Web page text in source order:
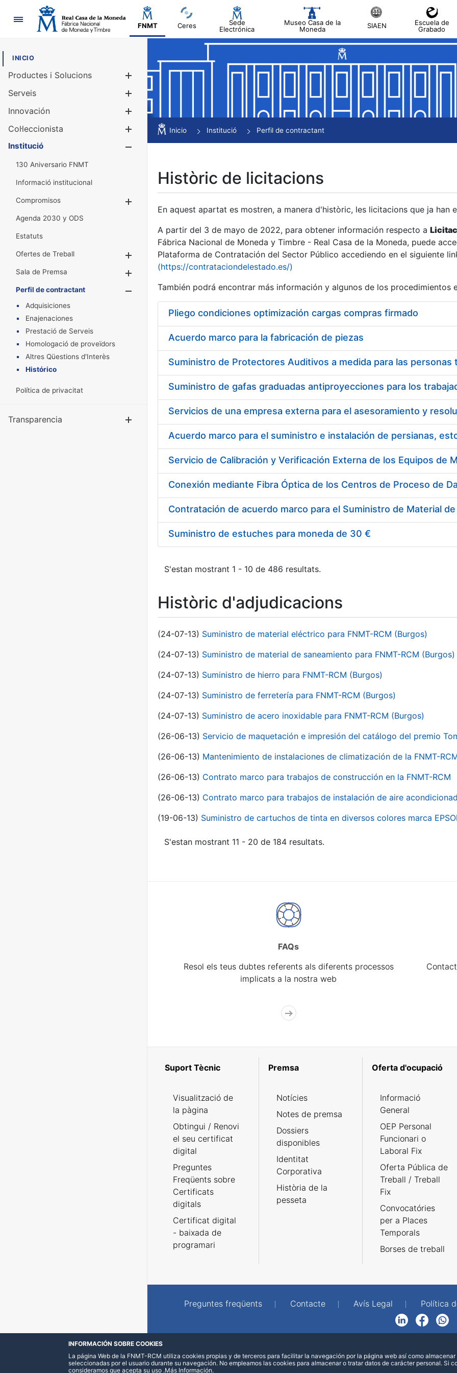
Navegació
FNMT Ceres
Sede
Electrónica
Museo Casa de la
Moneda
SIAEN
Escuela de
Grabado
INICIO
Productes i Solucions
Mostra/Amaga
Serveis
Innovación
Col·leccionista
Mostra/Amaga
Institució
130 Aniversario FNMT
Informació institucional
Compromisos
Agenda 2030 y ODS
Estatuts
Ofertes de Treball
Mostra/Amaga
Sala de Premsa
Mostra/Amaga
Perfil de contractant
Mostra/Amaga
Adquisiciones
Enajenaciones
Prestació de Serveis
Homologació de proveïdors
Altres Qüestions d'Interès
Histórico
Política de privacitat
Transparencia
Inicio Institució Perfil de contractant
Històric de licitacions
En aquest apartat es mostren, a manera d'històric, les licitacions que ja
A partir del 3 de mayo de 2022, para obtener información respecto a
Fábrica Nacional de Moneda y Timbre - Real Casa de la Moneda, puede
Plataforma de Contratación del Sector Público accediendo en el siguiente
(https://contrataciondelestado.es/)
También podrá encontrar más información y algunos de los procedimientos
Pliego condiciones optimización cargas compras firmado
Acuerdo marco para la fabricación de piezas
Acuerdo marco para el suministro e instalación de persianas,
Suministro de estuches para moneda de 30 €
S'estan mostrant 1 - 10 de 486 resultats.
Històric d'adjudicacions
(24-07-13) Suministro de material eléctrico para FNMT-RCM (Burgos)
(24-07-13) Suministro de material de saneamiento para FNMT-RCM (Burgos)
(24-07-13) Suministro de hierro para FNMT-RCM (Burgos)
(24-07-13) Suministro de ferretería para FNMT-RCM (Burgos)
(24-07-13) Suministro de acero inoxidable para FNMT-RCM (Burgos)
(26-06-13) Servicio de maquetación e impresión del catálogo del premio
(26-06-13) Mantenimiento de instalaciones de climatización de la FNMT-
(26-06-13) Contrato marco para trabajos de construcción en la FNMT-RCM
(26-06-13) Contrato marco para trabajos de instalación de aire
(19-06-13) Suministro de cartuchos de tinta en diversos colores marca
S'estan mostrant 11 - 20 de 184 resultats.
FAQs
Resol els teus dubtes referents als diferents processos
implicats a la nostra web
Suport Tècnic
Visualització de
la pàgina
Obtingui / Renovi
el seu certificat
digital
Preguntes
Freqüents sobre
Certificats
digitals
Certificat digital
- baixada de
programari
Premsa
Notícies
Notes de premsa
Dossiers
disponibles
Identitat
Corporativa
Història de la
pesseta
Oferta d'ocupació
Informació
General
OEP Personal
Funcionari o
Laboral Fix
Oferta Pública de
Treball / Treball
Fix
Convocatóries
per a Places
Temporals
Borses de treball
Preguntes freqüents Contacte Avís Legal Política
FacebookWhatsApp
INFORMACIÓN SOBRE COOKIES
La página Web de la FNMT-RCM utiliza cookies propias y de terceros para facilitar la navegación por la página web así como
seleccionadas por el usuario durante su navegación. No empleamos las cookies para almacenar o tratar datos de carácter personal. Si
consideramos que acepta su uso .Más Información.